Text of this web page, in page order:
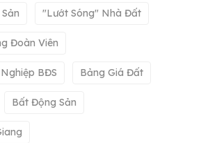
"lướt Sóng" Nhà Đất
Đoàn Viên
BĐS Bảng Giá Đất
Bất Động Sản